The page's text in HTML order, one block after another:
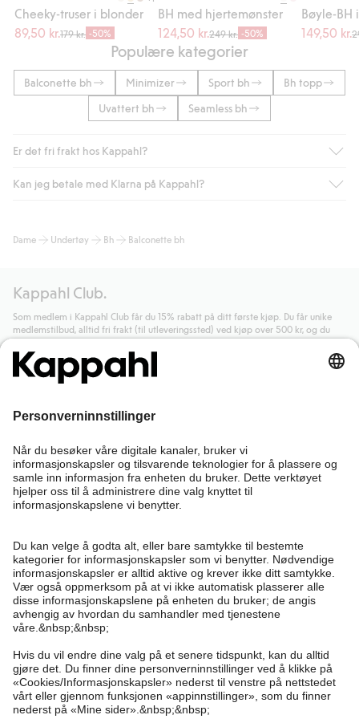
Cheeky-truser i blonder
89,50 kr.179 kr. -50%
BH med hjertemønster
124,50 kr.249 kr. -50%
Bøyle-BH
149,50 kr.
Populære kategorier
Balconette bh Minimizer Sport bh
Bh topp
Uvattert bh
Seamless bh
Er det fri frakt hos Kappahl?
Som medlem i Kappahl Club har du alltid gratis frakt til butikk,
automatisk etter at du har logget inn og er identifisert som
hjemlevering med Helthjem koster 49 NOK og 99 NOK for
hjemlevering med Bring uansett hvor mye du handler for.
Les mer
Kan jeg betale med Klarna på Kappahl?
og andre betalingsmåter.
generelle vilkår.Les mer om Klarnas betalingsvilkår
lenke).
Les mer
Dame Undertøy Bh Balconette bh
Kappahl Club.
Som medlem i Kappahl Club får du 15% rabatt på ditt første kjøp. Du får unike
medlemstilbud, alltid fri frakt (til utleveringssted) ved kjøp over 500 kr, og du
samler poeng på alle dine kjøp og aktiviteter.
Bli medlem
Kundeservice
Vanlige spørsmål
Bestilling
Kontakt oss
Finn butikk
Kappahl Club
Logg inn
Kappahl Club
Medlemsvilkår
Om oss
Bærekraft
Jobbe hos oss
Vilkår & retningslinjer
Kjøpsvilkår
Mer fra oss